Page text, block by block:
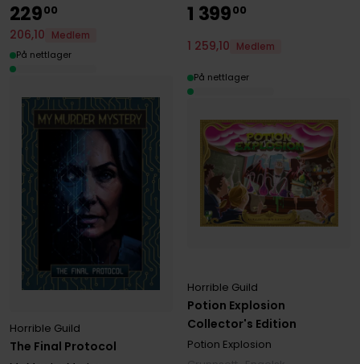
The Final Protocol
Horrible Guild
22900
206,10
Medlem
På nettlager
Potion Explosion
Collector's Edition
Horrible Guild
Potion Explosion
1 39900
1 259,10 Medlem
På nettlager